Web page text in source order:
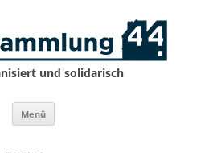
und solidarisch
Menü Zum
springen